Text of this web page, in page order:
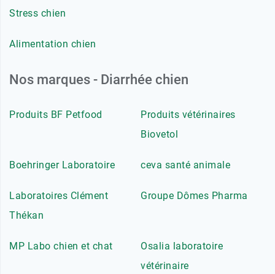
Stress chien
Alimentation chien
Nos marques - Diarrhée chien
Produits BF Petfood
Produits vétérinaires
Biovetol
Boehringer Laboratoire ceva santé animale
Laboratoires Clément
Thékan
Groupe Dômes Pharma
MP Labo chien et chat
Osalia laboratoire
vétérinaire